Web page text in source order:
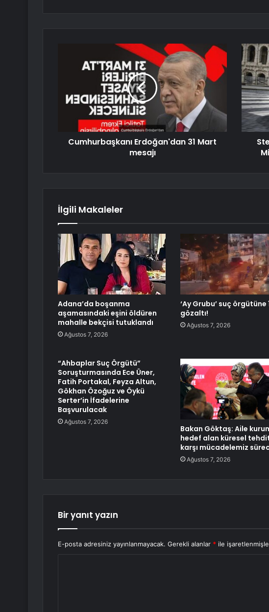
Cumhurbaşkanı Erdoğan'dan 31 Mart
mesajı
İlgili Makaleler
Adana’da boşanma
aşamasındaki eşini öldüren
mahalle bekçisi tutuklandı
Ağustos 7, 2026
‘Ay Grubu’ suç örgütüne
gözaltı!
Ağustos 7, 2026
“Ahbaplar Suç Örgütü”
Soruşturmasında Ece Üner,
Fatih Portakal, Feyza Altun,
Gökhan Özoğuz ve Öykü
Serter’in İfadelerine
Başvurulacak
Ağustos 7, 2026
Bakan Göktaş: Aile
hedef alan küresel
karşı mücadelemiz
Ağustos 7, 2026
Bir yanıt yazın
E-posta adresiniz yayınlanmayacak. Gerekli alanlar * ile